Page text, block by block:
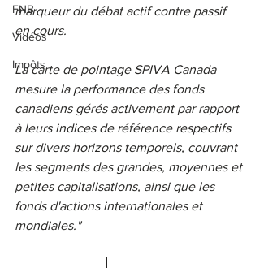
FNB
Vidéos
Impôts
marqueur du débat actif contre passif
en cours.
La carte de pointage SPIVA Canada
mesure la performance des fonds
canadiens gérés activement par rapport
à leurs indices de référence respectifs
sur divers horizons temporels, couvrant
les segments des grandes, moyennes et
petites capitalisations, ainsi que les
fonds d'actions internationales et
mondiales."